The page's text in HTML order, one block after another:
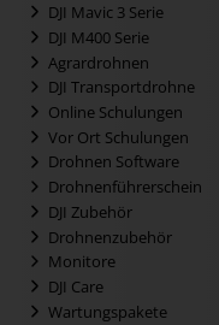
DJI Mavic 3 Serie
DJI M400 Serie
Agrardrohnen
DJI Transportdrohne
Online Schulungen
Vor Ort Schulungen
Drohnen Software
Drohnenführerschein
DJI Zubehör
Drohnenzubehör
Monitore
DJI Care
Wartungspakete